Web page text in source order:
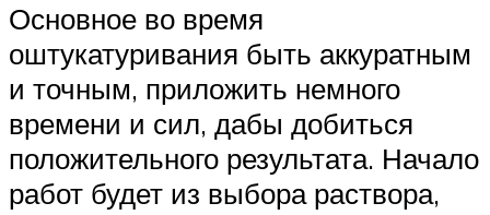
Основное во время
оштукатуривания быть аккуратным
и точным, приложить немного
времени и сил, дабы добиться
положительного результата. Начало
работ будет из выбора раствора,